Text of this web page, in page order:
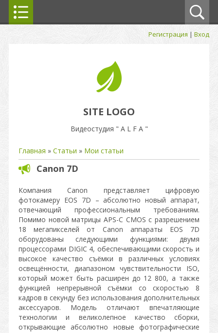
Регистрация |Вход
SITE LOGO
Видеостудия " A L F A "
Главная » Статьи » Мои статьи
Canon 7D
Компания Canon представляет цифровую
фотокамеру EOS 7D – абсолютно новый аппарат,
отвечающий профессиональным требованиям.
Помимо новой матрицы APS-C CMOS с разрешением
18 мегапикселей от Canon аппараты EOS 7D
оборудованы следующими функциями: двумя
процессорами DIGIC 4, обеспечивающими скорость и
высокое качество съёмки в различных условиях
освещённости, диапазоном чувствительности ISO,
который может быть расширен до 12 800, а также
функцией непрерывной съёмки со скоростью 8
кадров в секунду без использования дополнительных
аксессуаров. Модель отличают впечатляющие
технологии и великолепное качество сборки,
открывающие абсолютно новые фотографические